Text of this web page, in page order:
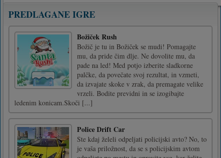
PREDLAGANE IGRE
Božiček Rush
Božič je tu in Božiček se mudi! Pomagajte
mu, da pride čim dlje. Ne dovolite mu, da
pade na led! Med potjo izberite sladkorne
palčke, da povečate svoj rezultat, in vzmeti,
da izvajate skoke v zrak, da premagate velike
vrzeli. Bodite previdni in se izogibajte
ledenim konicam.Skoči [...]
Police Drift Car
Ste kdaj želeli odpeljati policijski avto? No, to
je vaša priložnost, da se s policijskim avtom